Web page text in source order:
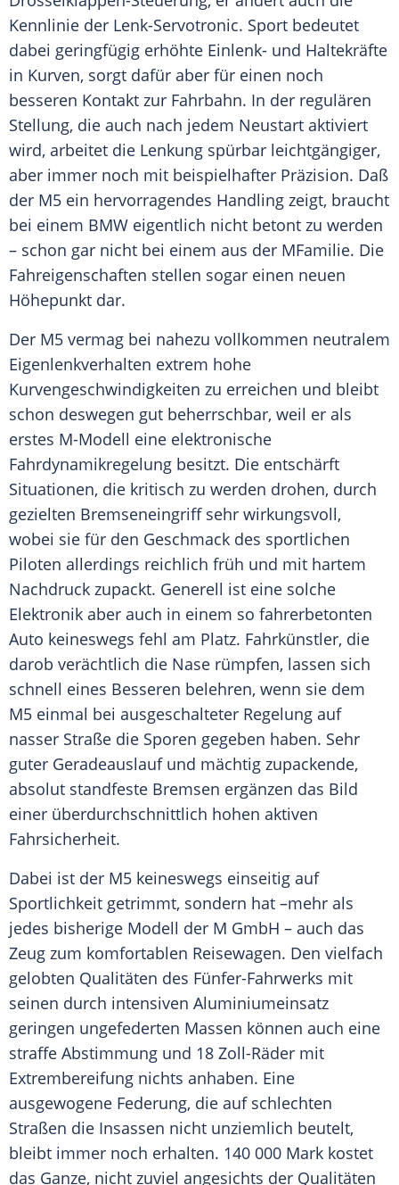
Kennlinie der Lenk-Servotronic. Sport bedeutet
dabei geringfügig erhöhte Einlenk- und Haltekräfte
in Kurven, sorgt dafür aber für einen noch
besseren Kontakt zur Fahrbahn. In der regulären
Stellung, die auch nach jedem Neustart aktiviert
wird, arbeitet die Lenkung spürbar leichtgängiger,
aber immer noch mit beispielhafter Präzision. Daß
der M5 ein hervorragendes Handling zeigt, braucht
bei einem BMW eigentlich nicht betont zu werden
– schon gar nicht bei einem aus der MFamilie. Die
Fahreigenschaften stellen sogar einen neuen
Höhepunkt dar.
Der M5 vermag bei nahezu vollkommen neutralem
Eigenlenkverhalten extrem hohe
Kurvengeschwindigkeiten zu erreichen und bleibt
schon deswegen gut beherrschbar, weil er als
erstes M-Modell eine elektronische
Fahrdynamikregelung besitzt. Die entschärft
Situationen, die kritisch zu werden drohen, durch
gezielten Bremseneingriffsehr wirkungsvoll,
wobei sie für den Geschmack des sportlichen
Piloten allerdings reichlich früh und mit hartem
Nachdruck zupackt. Generell ist eine solche
Elektronik aber auch in einem so fahrerbetonten
Auto keineswegs fehl am Platz. Fahrkünstler, die
darob verächtlich die Nase rümpfen, lassen sich
schnell eines Besseren belehren, wenn sie dem
M5 einmal bei ausgeschalteter Regelung auf
nasser Straße die Sporen gegeben haben. Sehr
guter Geradeauslauf und mächtig zupackende,
absolut standfeste Bremsen ergänzen das Bild
einer überdurchschnittlich hohen aktiven
Fahrsicherheit.
Dabei ist der M5 keineswegs einseitig auf
Sportlichkeit getrimmt, sondern hat –mehr als
jedes bisherige Modell der M GmbH – auch das
Zeug zum komfortablen Reisewagen. Den vielfach
gelobten Qualitäten des Fünfer-Fahrwerks mit
seinen durch intensiven Aluminiumeinsatz
geringen ungefederten Massen können auch eine
straffe Abstimmung und 18 Zoll-Räder mit
Extrembereifung nichts anhaben. Eine
ausgewogene Federung, die auf schlechten
Straßen die Insassen nicht unziemlich beutelt,
bleibt immer noch erhalten. 140 000 Mark kostet
das Ganze, nicht zuviel angesichts der Qualitäten